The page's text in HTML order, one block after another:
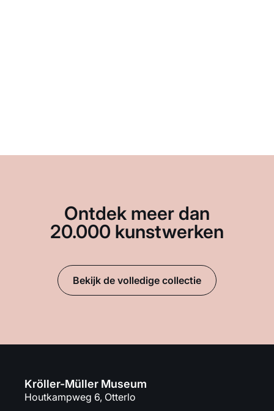
Ontdek meer dan
20.000 kunstwerken
Bekijk de volledige collectie
Kröller-Müller Museum
Houtkampweg 6, Otterlo